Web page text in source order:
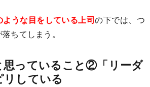
ような目をしている上司の下では、つ
ちてしまう。
思っていること②「リーダ
している